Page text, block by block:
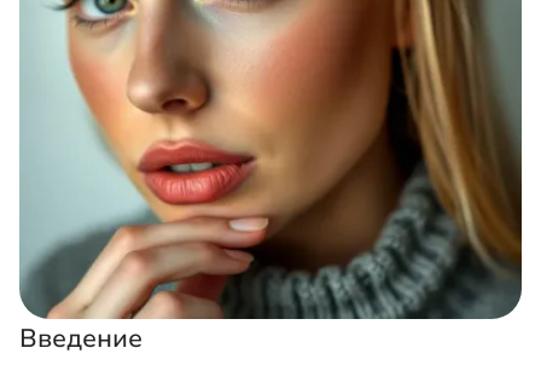
Введение